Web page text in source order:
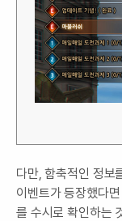
다만, 함축적인 정보
이벤트가 등장했다
를 수시로 확인하는